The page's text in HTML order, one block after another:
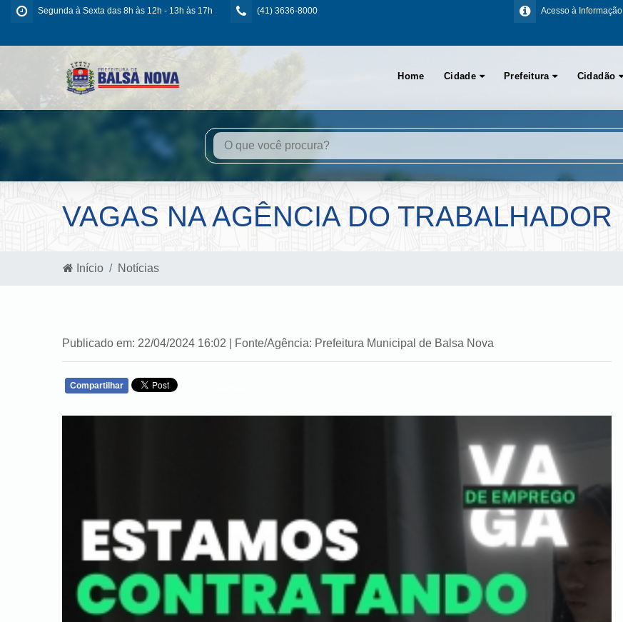
Segunda à Sexta das 8h às 12h - 13h às 17h (41) 3636-8000 Acesso à Informação
Home Cidade Prefeitura Cidadão
VAGAS NA AGÊNCIA DO TRABALHADOR
Início Notícias
Publicado em: 22/04/2024 16:02 | Fonte/Agência: Prefeitura Municipal de Balsa Nova
Compartilhar